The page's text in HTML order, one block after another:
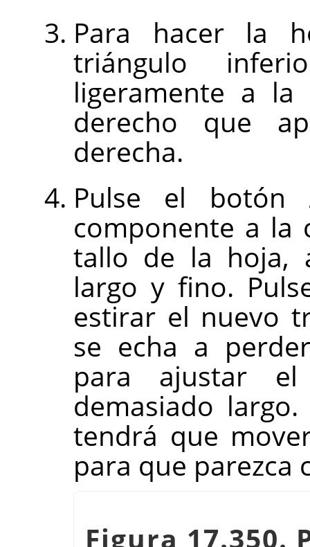
Para hacer la
triángulo
ligeramente a
derecho que
derecha.
Pulse el botón
componente a la
tallo de la hoja,
largo y fino.
estirar el nuevo
se echa a
para ajustar
demasiado
tendrá que
para que parezca
Figura 17.350.